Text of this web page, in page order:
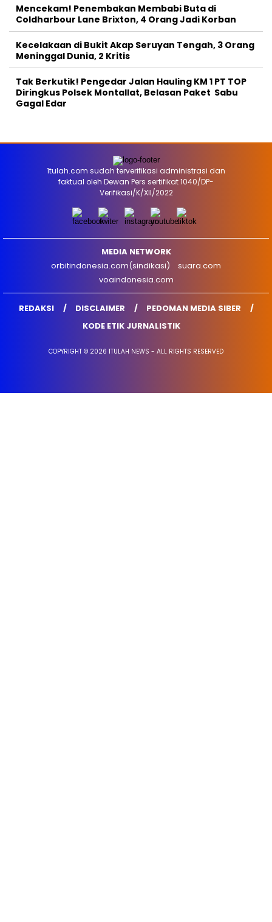
Mencekam! Penembakan Membabi Buta di
Coldharbour Lane Brixton, 4 Orang Jadi Korban
Kecelakaan di Bukit Akap Seruyan Tengah, 3 Orang
Meninggal Dunia, 2 Kritis
Tak Berkutik! Pengedar Jalan Hauling KM 1 PT TOP
Diringkus Polsek Montallat, Belasan Paket Sabu
Gagal Edar
1tulah.com sudah terverifikasi administrasi dan
faktual oleh Dewan Pers sertifikat 1040/DP-
Verifikasi/K/XII/2022
MEDIA NETWORK
orbitindonesia.com(sindikasi)
suara.com
voaindonesia.com
REDAKSI DISCLAIMER
PEDOMAN MEDIA SIBER
KODE ETIK JURNALISTIK
COPYRIGHT © 2026 1TULAH NEWS - ALL RIGHTS RESERVED